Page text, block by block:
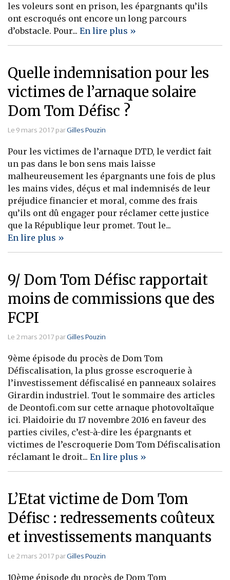
les voleurs sont en prison, les épargnants qu’ils
ont escroqués ont encore un long parcours
d’obstacle. Pour... En lire plus »
Quelle indemnisation pour les
victimes de l’arnaque solaire
Dom Tom Défisc ?
Le 9 mars 2017 parGilles Pouzin
Pour les victimes de l’arnaque DTD, le verdict fait
un pas dans le bon sens mais laisse
malheureusement les épargnants une fois de plus
les mains vides, déçus et mal indemnisés de leur
préjudice financier et moral, comme des frais
qu’ils ont dû engager pour réclamer cette justice
que la République leur promet. Tout le...
En lire plus »
9/ Dom Tom Défisc rapportait
moins de commissions que des
FCPI
Le 2 mars 2017 parGilles Pouzin
9ème épisode du procès de Dom Tom
Défiscalisation, la plus grosse escroquerie à
l’investissement défiscalisé en panneaux solaires
Girardin industriel. Tout le sommaire des articles
de Deontofi.com sur cette arnaque photovoltaïque
ici. Plaidoirie du 17 novembre 2016 en faveur des
parties civiles, c’est-à-dire les épargnants et
victimes de l’escroquerie Dom Tom Défiscalisation
réclamant le droit... En lire plus »
L’Etat victime de Dom Tom
Défisc : redressements coûteux
et investissements manquants
Le 2 mars 2017 parGilles Pouzin
10ème épisode du procès de Dom Tom